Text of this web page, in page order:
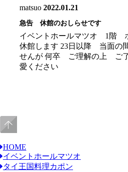
matsuo 2022.01.21
急告 休館のおしらせです
イベントホールマツオ 1階
休館します 23日以降 当面の
せんが 何卒 ご理解の上 ご
愛く
HOME
イベントホールマツオ
タイ王国料理カポン